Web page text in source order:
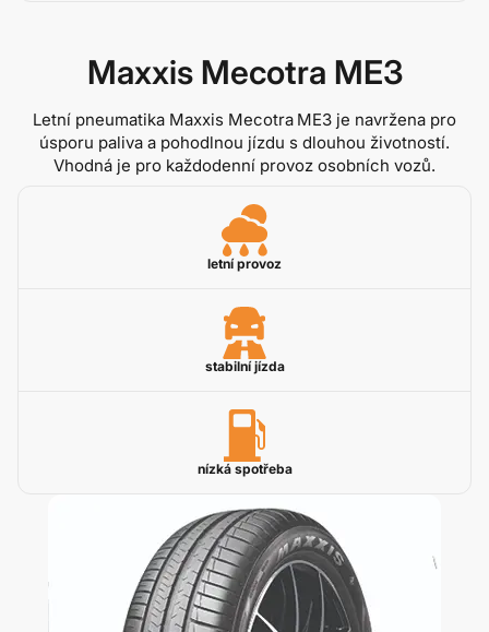
Maxxis Mecotra ME3
Letní pneumatika Maxxis Mecotra ME3 je navržena pro
úsporu paliva a pohodlnou jízdu s dlouhou životností.
Vhodná je pro každodenní provoz osobních vozů.
letní provoz
stabilní jízda
nízká spotřeba